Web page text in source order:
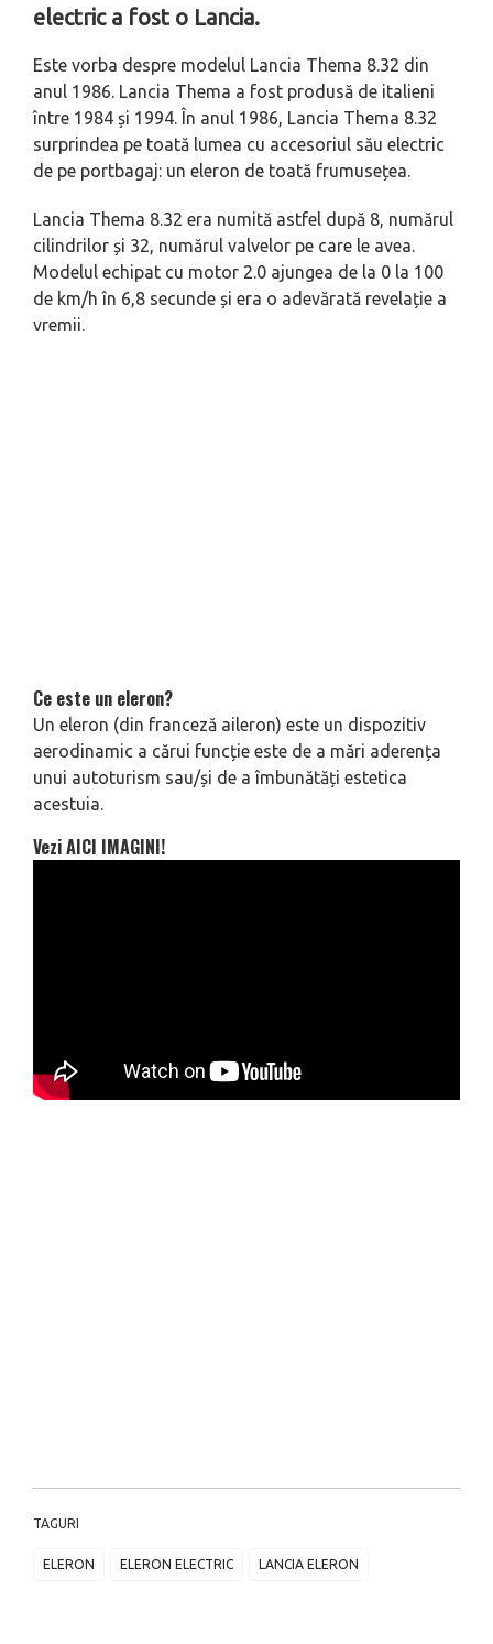
electric a fost o Lancia.
Este vorba despre modelul Lancia Thema 8.32 din
anul 1986. Lancia Thema a fost produsă de italieni
între 1984 și 1994. În anul 1986, Lancia Thema 8.32
surprindea pe toată lumea cu accesoriul său electric
de pe portbagaj: un eleron de toată frumusețea.
Lancia Thema 8.32 era numită astfel după 8, numărul
cilindrilor și 32, numărul valvelor pe care le avea.
Modelul echipat cu motor 2.0 ajungea de la 0 la 100
de km/h în 6,8 secunde și era o adevărată revelație a
vremii.
Ce este un eleron?
Un eleron (din franceză aileron) este un dispozitiv
aerodinamic a cărui funcție este de a mări aderența
unui autoturism sau/și de a îmbunătăți estetica
acestuia.
Vezi AICI IMAGINI!
TAGURI
ELERON ELERON ELECTRIC LANCIA ELERON